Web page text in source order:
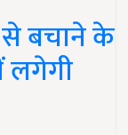
बचाने के
लगेगी